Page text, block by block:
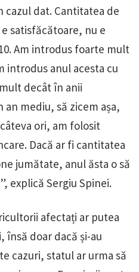
cazul dat. Cantitatea de
satisfăcătoare, nu e
Am introdus foarte mult
introdus anul acesta cu
decât în anii
mediu, să zicem așa,
ori, am folosit
Dacă ar fi cantitatea
jumătate, anul ăsta o să
explică Sergiu Spinei.
afectați ar putea
însă doar dacă și-au
cazuri, statul ar urma să